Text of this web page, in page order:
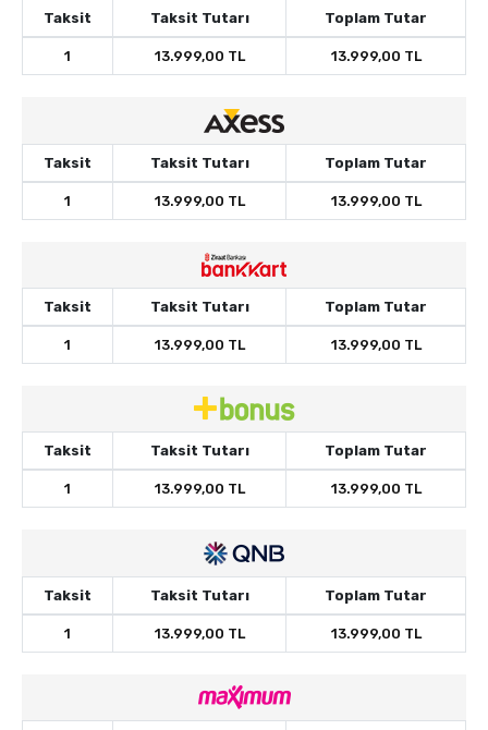
Taksit Taksit Tutarı Toplam Tutar
1 13.999,00 TL 13.999,00 TL
Taksit Taksit Tutarı Toplam Tutar
1 13.999,00 TL 13.999,00 TL
Taksit Taksit Tutarı Toplam Tutar
1 13.999,00 TL 13.999,00 TL
Taksit Taksit Tutarı Toplam Tutar
1 13.999,00 TL 13.999,00 TL
Taksit Taksit Tutarı Toplam Tutar
1 13.999,00 TL 13.999,00 TL